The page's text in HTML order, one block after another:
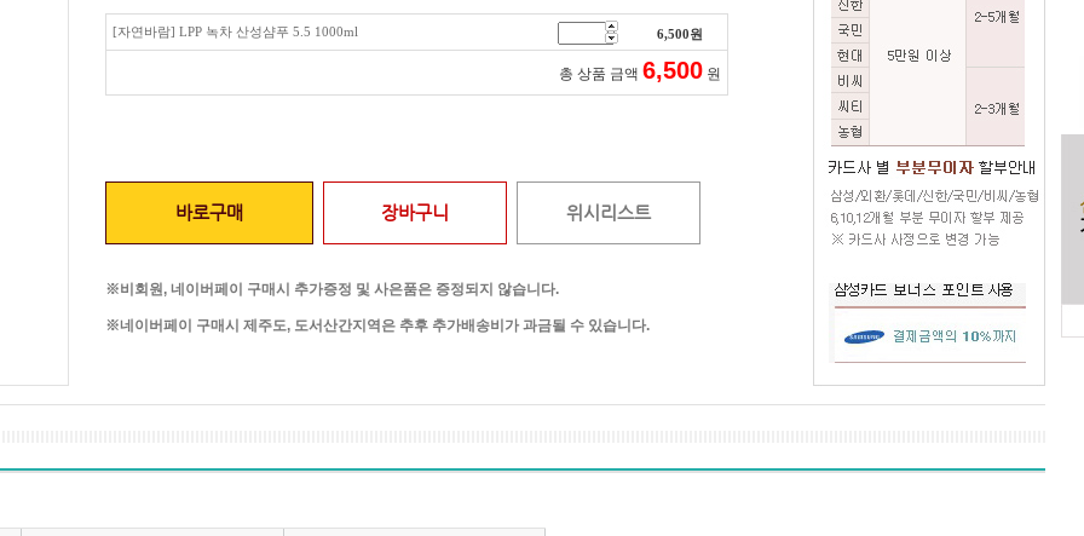
[자연바람] LPP 녹차 산성샴푸 5.5 1000ml 6,500원
총 상품 금액 6,500 원
바로구매 장바구니 위시리스트
※비회원, 네이버페이 구매시 추가증정 및 사은품은 증정되지 않습니다.
※네이버페이 구매시 제주도, 도서산간지역은 추후 추가배송비가 과금될 수 있습니다.